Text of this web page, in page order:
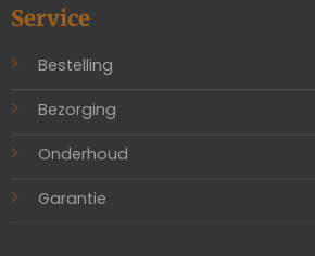
Service
Bestelling
Bezorging
Onderhoud
Garantie